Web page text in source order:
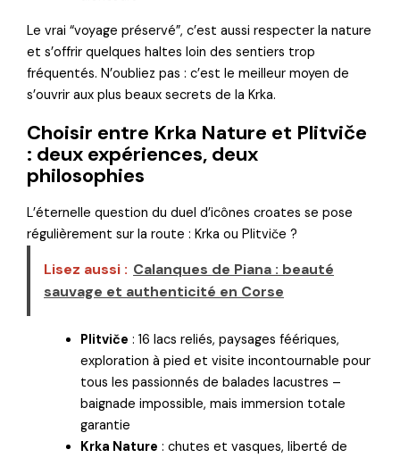
Le vrai “voyage préservé”, c’est aussi respecter la nature
et s’offrir quelques haltes loin des sentiers trop
fréquentés. N’oubliez pas : c’est le meilleur moyen de
s’ouvrir aux plus beaux secrets de la Krka.
Choisir entre Krka Nature et Plitviče
: deux expériences, deux
philosophies
L’éternelle question du duel d’icônes croates se pose
régulièrement sur la route : Krka ou Plitviče ?
Lisez aussi : Calanques de Piana : beauté
sauvage et authenticité en Corse
Plitviče : 16 lacs reliés, paysages féériques,
exploration à pied et visite incontournable pour
tous les passionnés de balades lacustres –
baignade impossible, mais immersion totale
garantie
Krka Nature : chutes et vasques, liberté de